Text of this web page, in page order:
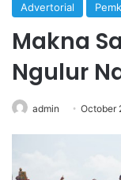
Advertorial
Makna
Ngulur
admin October